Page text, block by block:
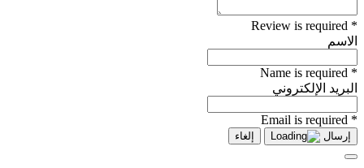
* Review is required
الاسم
* Name is required
البريد الإلكتروني
* Email is required
إرسال إلغاء